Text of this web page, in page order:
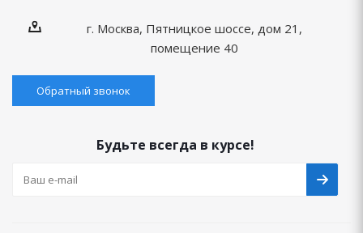
г. Москва, Пятницкое шоссе, дом 21,
помещение 40
Обратный звонок
Будьте всегда в курсе!